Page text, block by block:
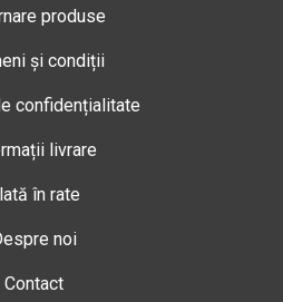
produse
și condiții
confidențialitate
livrare
în rate
noi
Contact